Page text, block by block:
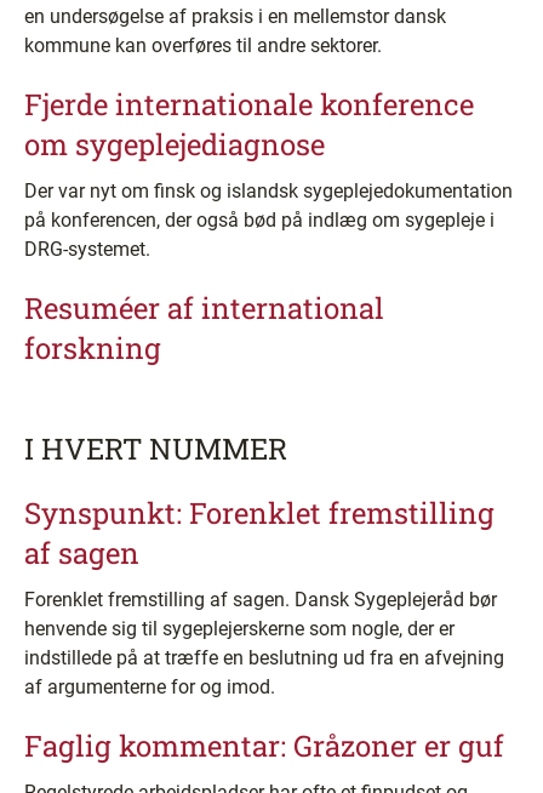
en undersøgelse af praksis i en mellemstor dansk
kommune kan overføres til andre sektorer.
Fjerde internationale konference
om sygeplejediagnose
Der var nyt om finsk og islandsk sygeplejedokumentation
på konferencen, der også bød på indlæg om sygepleje i
DRG-systemet.
Resuméer af international
forskning
I HVERT NUMMER
Synspunkt: Forenklet fremstilling
af sagen
Forenklet fremstilling af sagen. Dansk Sygeplejeråd bør
henvende sig til sygeplejerskerne som nogle, der er
indstillede på at træffe en beslutning ud fra en afvejning
af argumenterne for og imod.
Faglig kommentar: Gråzoner er guf